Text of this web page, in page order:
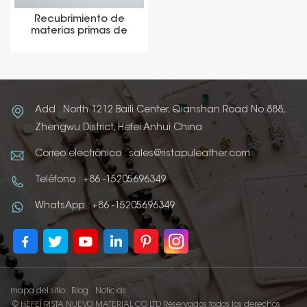
Recubrimiento de
materias primas de
Add : North 1212 Baili Center, Qianshan Road No.888,
Zhengwu District, Hefei Anhui China
Correo electrónico : sales@ristapuleather.com
Teléfono : +86 -15205696349
WhatsApp : +86 -15205696349
mapa del sitio Blog
Noticias
© HEFEI RISTA NUEVO MATERIAL CO LTD Reservados todos los derechos